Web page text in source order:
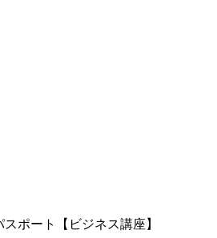
スポート【ビジネス講座】